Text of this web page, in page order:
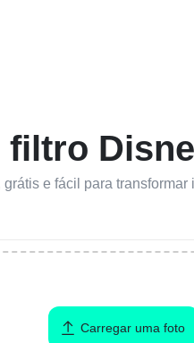
e fácil para
Carregar uma foto